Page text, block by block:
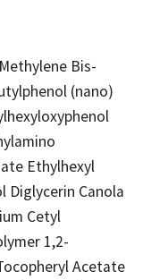
Bis-
(nano)
Ethylhexyl
Diglycerin Canola
Cetyl
1,2-
Acetate